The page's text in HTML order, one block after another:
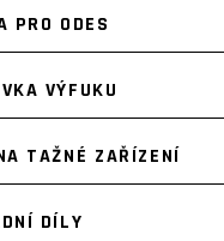
PRO ODES
VÝFUKU
TAŽNÉ ZAŘÍZENÍ
DÍLY